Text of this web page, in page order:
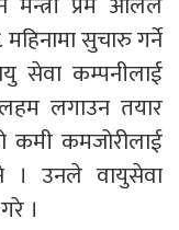
सुचारु गर्ने
सेवा कम्पनीलाई
लगाउन तयार
कमी कमजोरीलाई
। उनले वायुसेवा
।